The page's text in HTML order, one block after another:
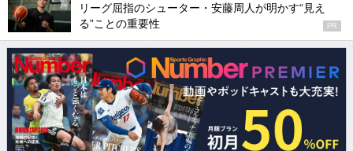
リーグ屈指のシューター・安藤周人が明かす“見え
る”ことの重要性
PR